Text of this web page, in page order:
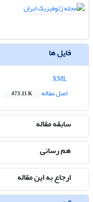
فایل ها
اصل مقاله
473.11 K
سابقه مقاله
هم رسانی
ارجاع به این مقاله